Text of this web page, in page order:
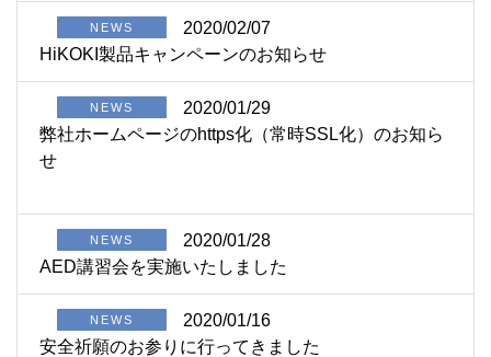
NEWS
2020/02/07
HiKOKI製品キャンペーンのお知らせ
NEWS
2020/01/29
弊社ホームページのhttps化（常時SSL化）のお知ら
せ
NEWS
2020/01/28
AED講習会を実施いたしました
NEWS
2020/01/16
安全祈願のお参りに行ってきました